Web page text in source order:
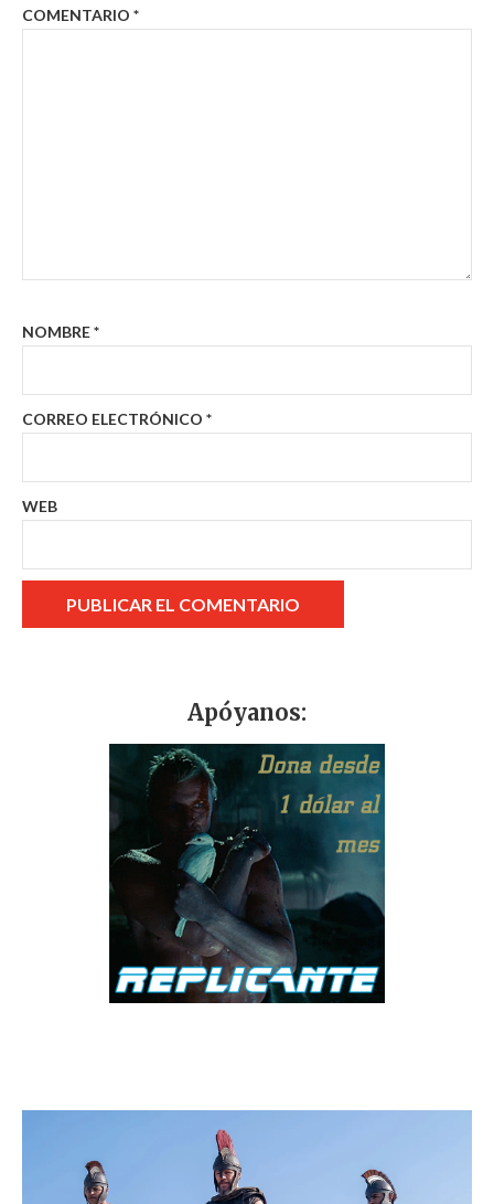
COMENTARIO *
NOMBRE*
CORREO ELECTRÓNICO *
WEB
Apóyanos: